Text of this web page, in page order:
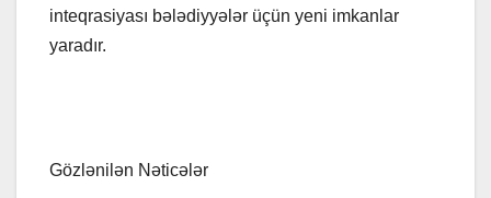
inteqrasiyası bələdiyyələr üçün yeni imkanlar
yaradır.
Gözlənilən Nəticələr